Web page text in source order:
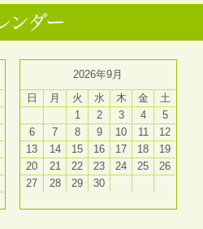
2026年9月
日
月 火 水 木 金
土
1
2 3 4
5
6
7 8 9 10 11
12
13
14 15 16 17 18
19
20
21 22 23 24 25
26
27
28 29 30